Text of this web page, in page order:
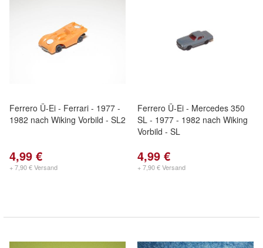
Ferrero Ü-Ei - Ferrari - 1977 -
1982 nach Wiking Vorbild - SL2
4,99 €
+ 7,90 € Versand
Ferrero Ü-Ei - Mercedes 350
SL - 1977 - 1982 nach Wiking
Vorbild - SL
4,99 €
+ 7,90 € Versand